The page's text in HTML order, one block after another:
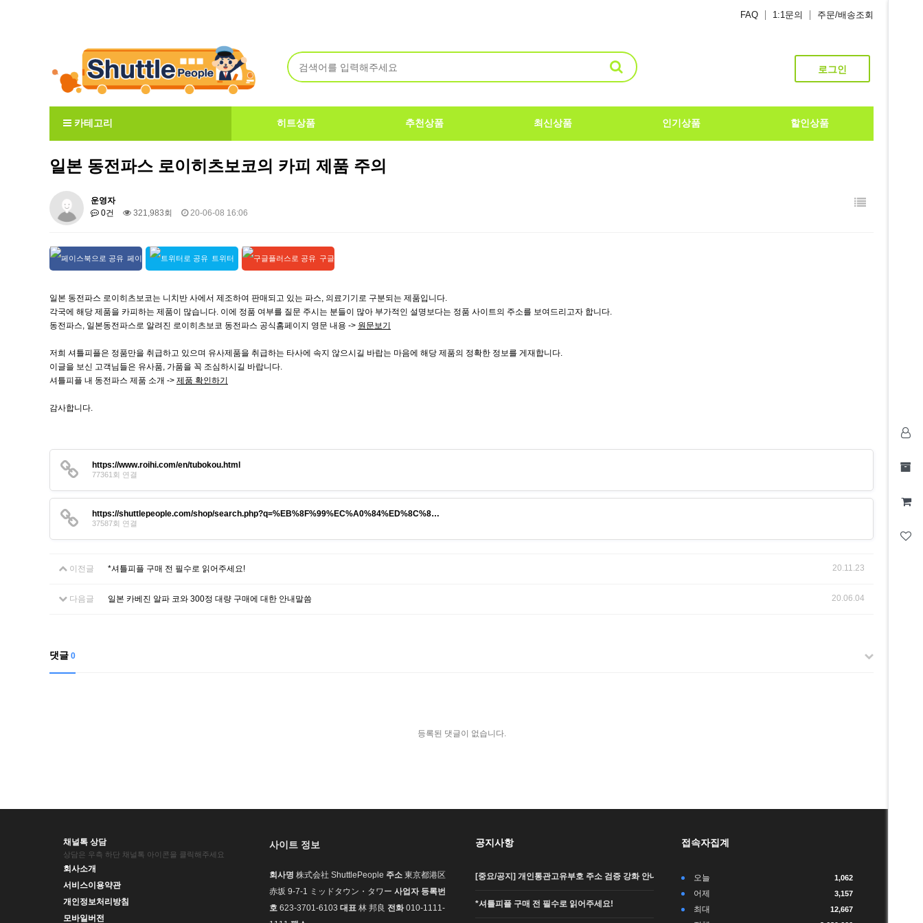
FAQ 1:1문의 주문/배송조회
로그인
카테고리 히트상품 추천상품 최신상품 인기상품 할인상품
일본 동전파스 로이히츠보코의 카피 제품 주의
운영자
0건
321,983회 20-06-08 16:06
페이 트위터 구글
일본 동전파스 로이히츠보코는 니치반 사에서 제조하여 판매되고 있는 파스, 의료기기로 구분되는 제품입니다.
각국에 해당 제품을 카피하는 제품이 많습니다. 이에 정품 여부를 질문 주시는 분들이 많아 부가적인 설명보다는 정품 사이트의 주소를 보여드리고자 합니다.
동전파스, 일본동전파스로 알려진 로이히츠보코 동전파스 공식홈페이지 영문 내용 -> 원문보기
저희 셔틀피플은 정품만을 취급하고 있으며 유사제품을 취급하는 타사에 속지 않으시길 바랍는 마음에 해당 제품의 정확한 정보를 게재합니다.
이글을 보신 고객님들은 유사품, 가품을 꼭 조심하시길 바랍니다.
셔틀피플 내 동전파스 제품 소개 -> 제품 확인하기
감사합니다.
https://www.roihi.com/en/tubokou.html
77361회 연결
https://shuttlepeople.com/shop/search.php?q=%EB%8F%99%EC%A0%84%ED%8C%8…
37587회 연결
이전글 *셔틀피플 구매 전 필수로 읽어주세요! 20.11.23
다음글 일본 카베진 알파 코와 300정 대량 구매에 대한 안내말씀 20.06.04
댓글 0
등록된 댓글이 없습니다.
채널톡 상담
상담은 우측 하단 채널톡 아이콘을 클릭해주세요
회사소개
서비스이용약관
개인정보처리방침
모바일버전
사이트 정보
회사명 株式会社 ShuttlePeople 주소 東京都港区
赤坂 9-7-1 ミッドタウン・タワー 사업자 등록번
호 623-3701-6103 대표 林 邦良 전화010-1111-
공지사항
[중요/공지] 개인통관고유부호 주소 검증 강화 안내 (…
*셔틀피플 구매 전 필수로 읽어주세요!
접속자집계
오늘 1,062
어제 3,157
최대 12,667